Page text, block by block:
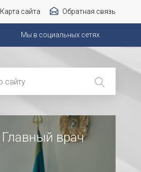
Карта сайта Обратная связь
Мы в социальных сетях
Главный врач